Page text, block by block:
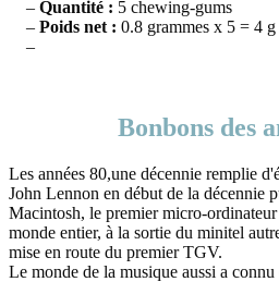
– Quantité : 5 chewing-gums
– Poids net : 0.8 grammes x 5 = 4
–
Bonbons des
Les années 80,une décennie remplie
John Lennon en début de la décennie
Macintosh, le premier micro-
monde entier, à la sortie du minitel
mise en route du premier TGV.
Le monde de la musique aussi a connu